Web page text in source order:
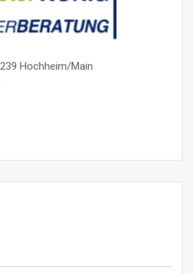
Hochheim/Main